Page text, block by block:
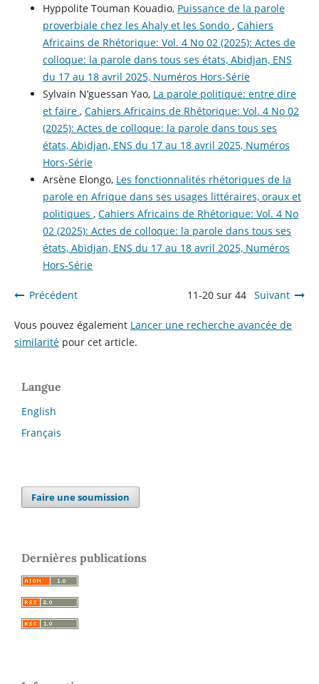
Hyppolite Touman Kouadio, Puissance de la parole
proverbiale chez les Ahaly et les Sondo , Cahiers
Africains de Rhétorique: Vol. 4 No 02 (2025): Actes de
colloque: la parole dans tous ses états, Abidjan, ENS
du 17 au 18 avril 2025, Numéros Hors-Série
Sylvain N’guessan Yao, La parole politique: entre dire
et faire , Cahiers Africains de Rhétorique: Vol. 4 No 02
(2025): Actes de colloque: la parole dans tous ses
états, Abidjan, ENS du 17 au 18 avril 2025, Numéros
Hors-Série
Arsène Elongo, Les fonctionnalités rhétoriques de la
parole en Afrique dans ses usages littéraires, oraux et
politiques , Cahiers Africains de Rhétorique: Vol. 4 No
02 (2025): Actes de colloque: la parole dans tous ses
états, Abidjan, ENS du 17 au 18 avril 2025, Numéros
Hors-Série
Précédent 11-20 sur 44 Suivant
Vous pouvez également Lancer une recherche avancée de
similaritépour cet article.
Langue
English
Français
Faire une soumission
Dernières publications